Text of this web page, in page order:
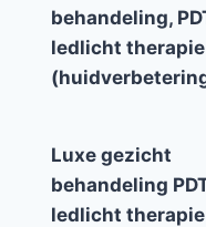
behandeling,
ledlicht therapie
Luxe gezicht
behandeling
ledlicht therapie